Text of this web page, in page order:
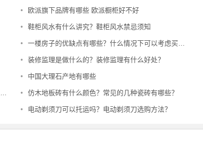
• 欧派旗下品牌有哪些 欧派橱柜好不好
• 鞋柜风水有什么讲究？鞋柜风水禁忌须知
• 一楼房子的优缺点有哪些？什么情况下可以考虑买一楼的房子？
• 装修监理是做什么的？装修监理有什么好处？
• 中国大理石产地有哪些
• 仿木地板砖有什么颜色？常见的几种瓷砖有哪些？
• 电动剃须刀可以托运吗？电动剃须刀选购方法？